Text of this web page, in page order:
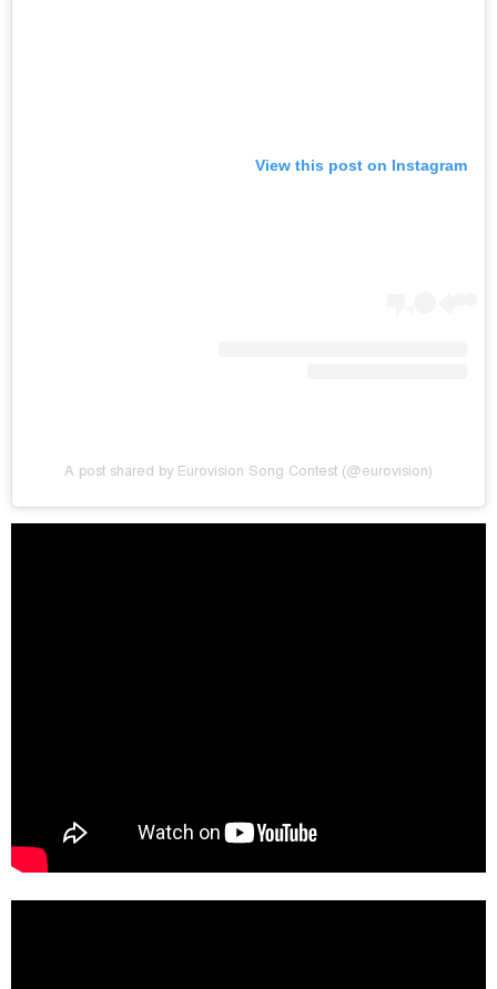
View this post on Instagram
A post shared by Eurovision Song Contest (@eurovision)